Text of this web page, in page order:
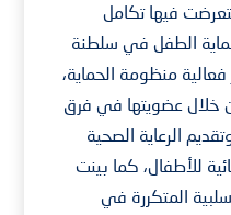
فيها تكامل
الطفل في سلطنة
منظومة الحماية،
خلال عضويتها في فرق
الرعاية الصحية
للأطفال، كما بينت
المتكررة في